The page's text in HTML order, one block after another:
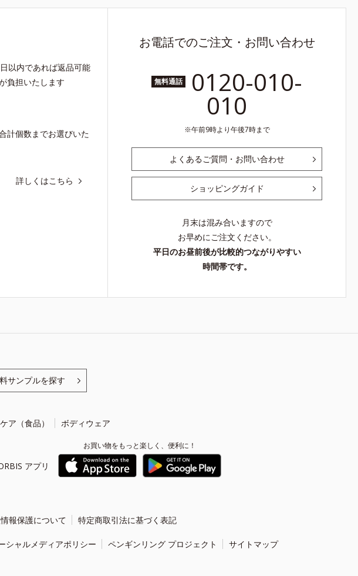
以内であれば返品可能
負担いたします
計個数までお選びいた
詳しくはこちら
お電話でのご注文・お問い合わせ
無料通話 0120-010-
010
午前9時より午後7時まで
よくあるご質問・お問い合わせ
ショッピングガイド
月末は混み合いますので
お早めにご注文ください。
平日のお昼前後が比較的つながりやすい
時間帯です。
サンプルを探す
ア（食品） ボディウェア
アプリ
お買い物をもっと楽しく、便利に！
報保護について 特定商取引法に基づく表記
シャルメディアポリシー ペンギンリング プロジェクト サイトマップ